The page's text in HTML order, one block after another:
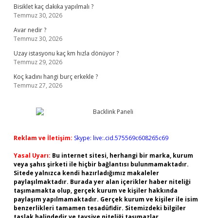
Bisiklet kaç dakika yapılmalı ?
Temmuz 30, 2026
Avar nedir ?
Temmuz 30, 2026
Uzay istasyonu kaç km hızla dönüyor ?
Temmuz 29, 2026
Koç kadını hangi burç erkekle ?
Temmuz 27, 2026
Reklam ve İletişim: Skype: live:.cid.575569c608265c69
Yasal Uyarı: Bu internet sitesi, herhangi bir marka, kurum
veya şahıs şirketi ile hiçbir bağlantısı bulunmamaktadır.
Sitede yalnızca kendi hazırladığımız makaleler
paylaşılmaktadır. Burada yer alan içerikler haber niteliği
taşımamakta olup, gerçek kurum ve kişiler hakkında
paylaşım yapılmamaktadır. Gerçek kurum ve kişiler ile isim
benzerlikleri tamamen tesadüfidir. Sitemizdeki bilgiler